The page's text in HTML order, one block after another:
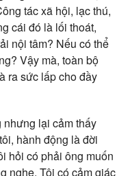
tác xã hội, lạc thú,
cái đó là lối thoát,
nội tâm? Nếu có thể
Vậy mà, toàn bộ
ra sức lấp cho đầy
lại cảm thấy
hành động là đời
hỏi có phải ông muốn
nghe. Tôi có cảm giác